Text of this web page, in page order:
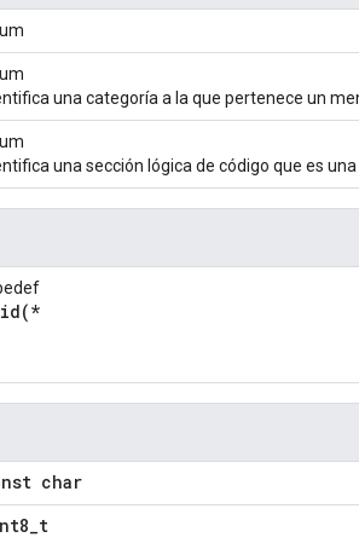
una categoría a la que pertenece un
una sección lógica de código que es
char